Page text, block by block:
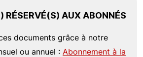
RÉSERVÉ(S) AUX ABONNÉS
documents grâce à notre
ou annuel : Abonnement à la